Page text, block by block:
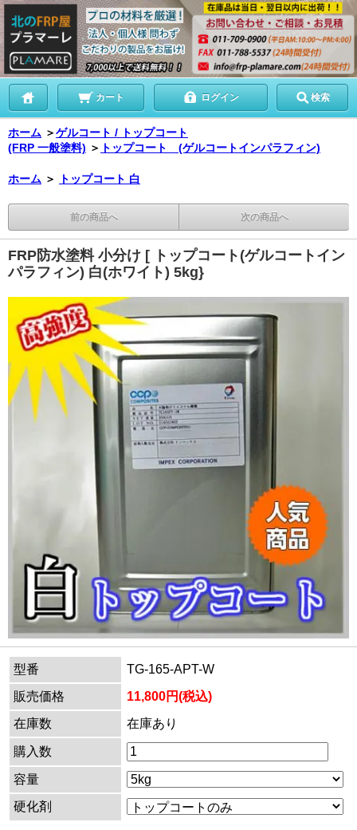
カート ログイン 検索
ホーム ＞ゲルコート / トップコート
(FRP 一般塗料) ＞ トップコート (ゲルコートインパラフィン)
ホーム ＞ トップコート 白
前の商品へ 次の商品へ
FRP防水塗料 小分け [ トップコート(ゲルコートイン
パラフィン) 白(ホワイト) 5kg}
型番
TG-165-APT-W
販売価格
11,800円(税込)
在庫数
在庫あり
購入数
容量
硬化剤